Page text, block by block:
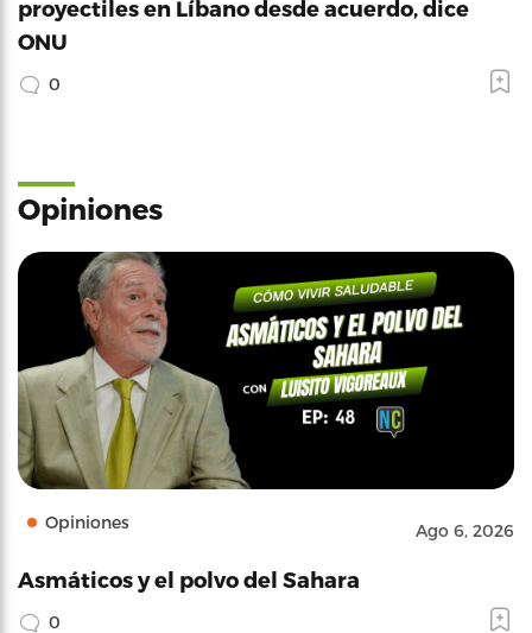
proyectiles en Líbano desde acuerdo, dice
ONU
0
Opiniones
Opiniones Ago 6, 2026
Asmáticos y el polvo del Sahara
0